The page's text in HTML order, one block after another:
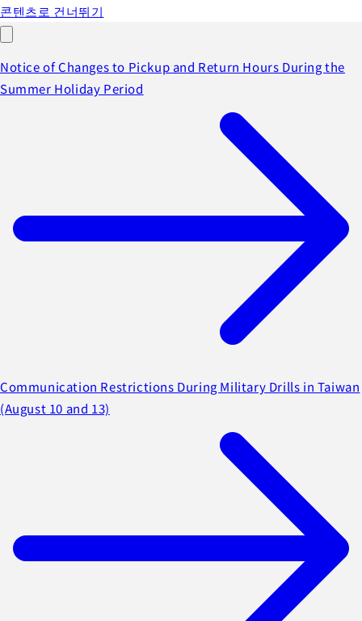
콘텐츠로 건너뛰기
Notice of Changes to Pickup and Return Hours During the
Summer Holiday Period
Communication Restrictions During Military Drills in Taiwan
(August 10 and 13)